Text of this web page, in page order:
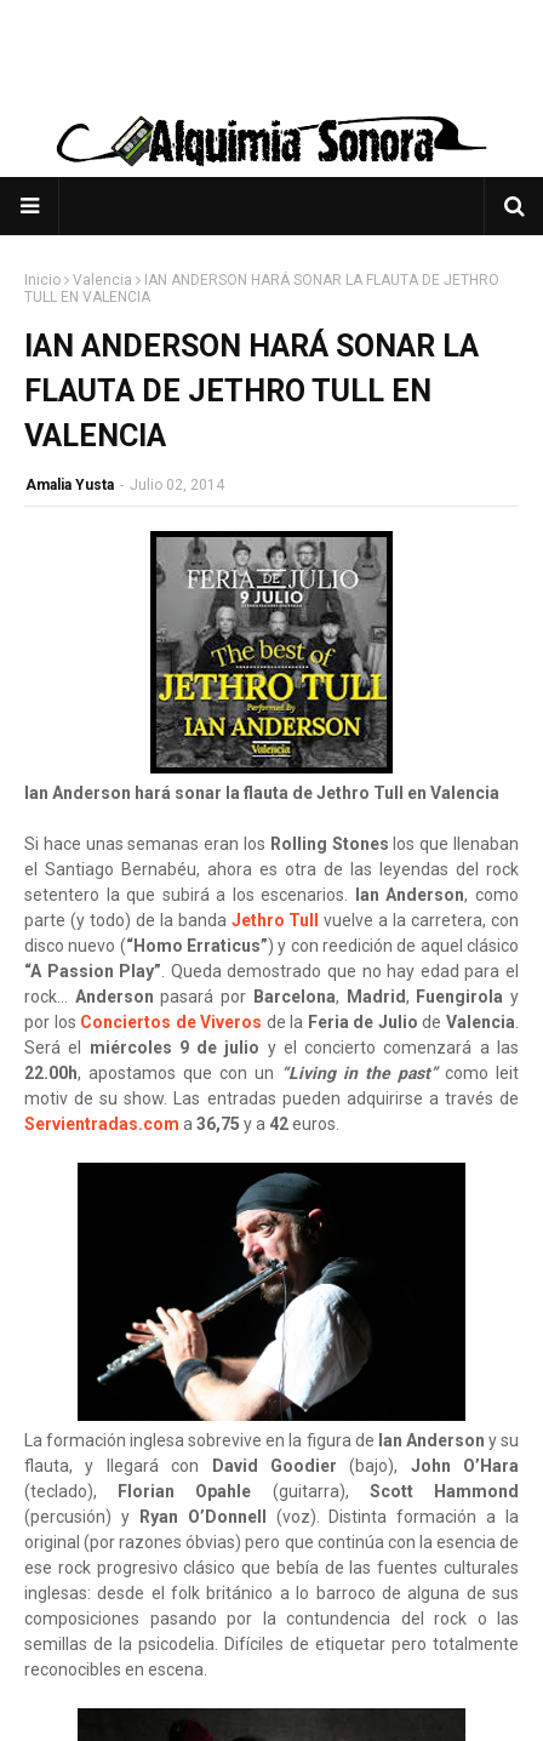
Inicio Valencia
IAN ANDERSON HARÁ SONAR LA FLAUTA DE JETHRO
TULL EN VALENCIA
IAN ANDERSON HARÁ SONAR LA
FLAUTA DE JETHRO TULL EN
VALENCIA
Amalia Yusta - Julio 02, 2014
Ian Anderson hará sonar la flauta de Jethro Tull en Valencia
Si hace unas semanas eran los Rolling Stones los que llenaban
el Santiago Bernabéu, ahora es otra de las leyendas del rock
setentero la que subirá a los escenarios.
Ian Anderson, como
parte (y todo) de la banda Jethro Tull
vuelve a la carretera, con
disco nuevo (“Homo Erraticus”) y con reedición de aquel clásico
“A Passion Play”. Queda demostrado que no hay edad para el
rock… Anderson pasará por Barcelona, Madrid, Fuengirola y
por los Conciertos de Viveros de la Feria de Julio deValencia.
Será el miércoles 9 de julio y el concierto comenzará a las
22.00h, apostamos que con un “Living in the past” como leit
motiv de su show. Las entradas pueden adquirirse a través de
Servientradas.com a36,75 y a 42euros.
La formación inglesa sobrevive en la figura de Ian Anderson y su
flauta, y llegará con
David Goodier(bajo), John O’Hara
(teclado),
Florian Opahle (guitarra), Scott Hammond
(percusión) y
Ryan O’Donnell
(voz). Distinta formación a la
original (por razones óbvias) pero que continúa con la esencia de
ese rock progresivo clásico que bebía de las fuentes culturales
inglesas: desde el folk británico a lo barroco de alguna de sus
composiciones pasando por la contundencia del rock o las
semillas de la psicodelia. Difíciles de etiquetar pero totalmente
reconocibles en escena.